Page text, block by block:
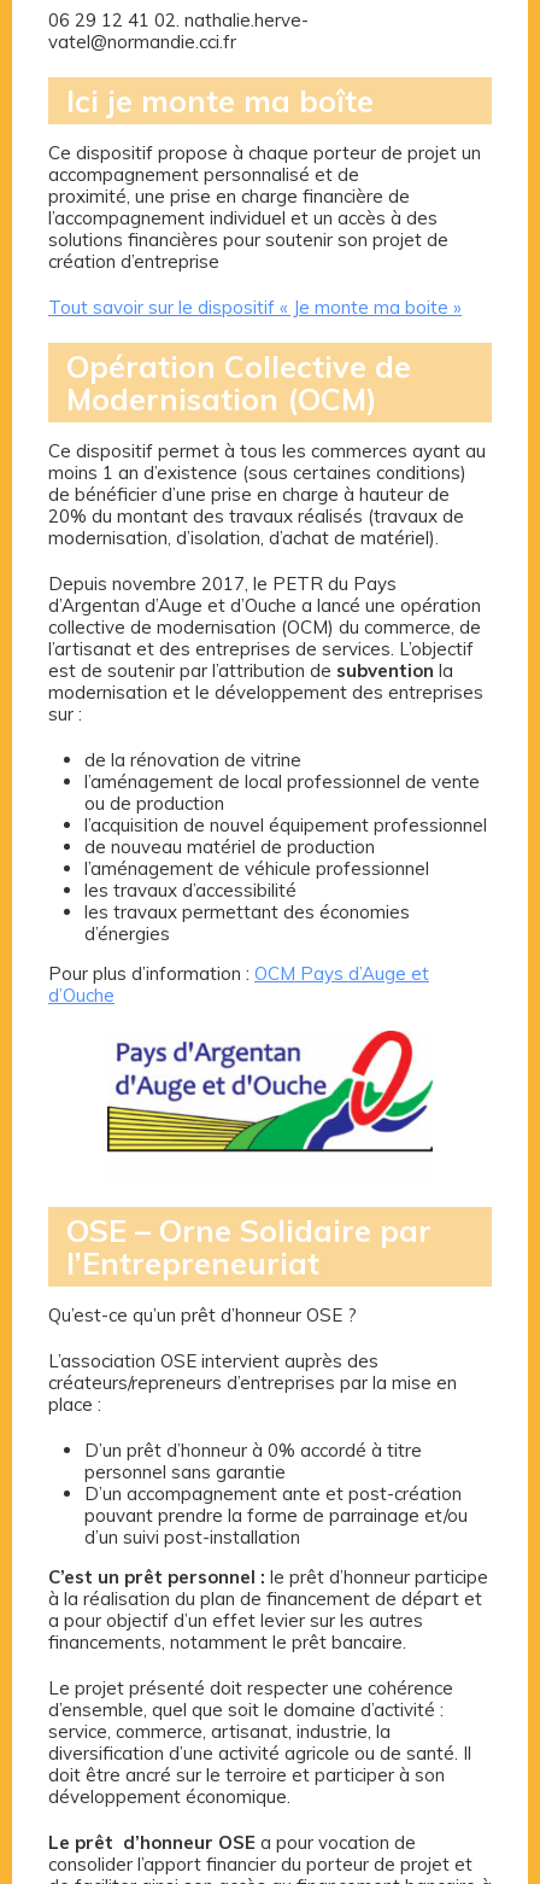
06 29 12 41 02. nathalie.herve-
vatel@normandie.cci.fr
Ici je monte ma boîte
Ce dispositif propose à chaque porteur de projet un
accompagnement personnalisé et de
proximité, une prise en charge financière de
l’accompagnement individuel et un accès à des
solutions financières pour soutenir son projet de
création d’entreprise
Tout savoir sur le dispositif « Je monte ma boite »
Opération Collective de
Modernisation (OCM)
Ce dispositif permet à tous les commerces ayant au
moins 1 an d’existence (sous certaines conditions)
de bénéficier d’une prise en charge à hauteur de
20% du montant des travaux réalisés (travaux de
modernisation, d’isolation, d’achat de matériel).
Depuis novembre 2017, le PETR du Pays
d’Argentan d’Auge et d’Ouche a lancé une opération
collective de modernisation (OCM) du commerce, de
l’artisanat et des entreprises de services. L’objectif
est de soutenir par l’attribution de subvention la
modernisation et le développement des entreprises
sur :
de la rénovation de vitrine
l’aménagement de local professionnel de vente
ou de production
l’acquisition de nouvel équipement professionnel
de nouveau matériel de production
l’aménagement de véhicule professionnel
les travaux d’accessibilité
les travaux permettant des économies
d’énergies
Pour plus d’information : OCM Pays d’Auge et
d’Ouche
OSE – Orne Solidaire par
l’Entrepreneuriat
Qu’est-ce qu’un prêt d’honneur OSE ?
L’association OSE intervient auprès des
créateurs/repreneurs d’entreprises par la mise en
place :
D’un prêt d’honneur à 0% accordé à titre
personnel sans garantie
D’un accompagnement ante et post-création
pouvant prendre la forme de parrainage et/ou
d’un suivi post-installation
C’est un prêt personnel : le prêt d’honneur participe
à la réalisation du plan de financement de départ et
a pour objectif d’un effet levier sur les autres
financements, notamment le prêt bancaire.
Le projet présenté doit respecter une cohérence
d’ensemble, quel que soit le domaine d’activité :
service, commerce, artisanat, industrie, la
diversification d’une activité agricole ou de santé. Il
doit être ancré sur le terroire et participer à son
développement économique.
Le prêt d’honneur OSE a pour vocation de
consolider l’apport financier du porteur de projet et